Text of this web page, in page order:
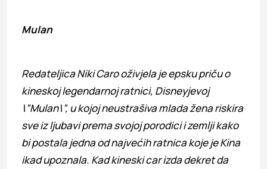
Mulan
Redateljica Niki Caro oživjela je epsku priču o
kineskoj legendarnoj ratnici, Disneyjevoj
\”Mulan\”, u kojoj neustrašiva mlada žena riskira
sve iz ljubavi prema svojoj porodici i zemlji kako
bi postala jedna od najvećih ratnica koje je Kina
ikad upoznala. Kad kineski car izda dekret da